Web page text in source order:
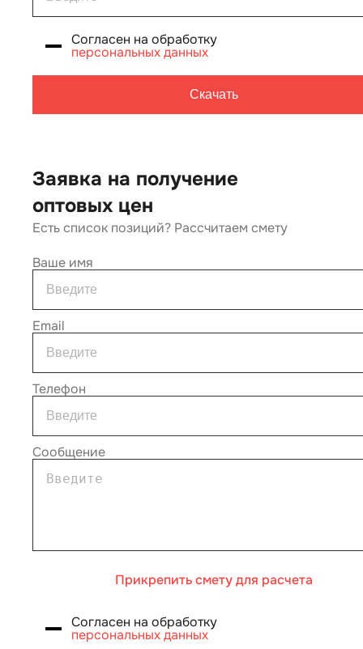
Согласен на обработку
персональных данных
Скачать
Заявка на получение
оптовых цен
Есть список позиций? Рассчитаем смету
Ваше имя
Email
Телефон
Сообщение
Прикрепить смету для расчета
Согласен на обработку
персональных данных